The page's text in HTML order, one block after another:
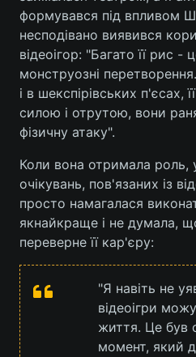
формувався під впливом
несподівано виявився
відеоігор: "Багато її рис -
монструозні
і в шекспірівських п'єсах,
силою і отрутою, вони
фізичну атаку".
Коли вона отримала роль,
очікувань, пов'язаних із
просто намагалася
якнайкраще і не думала,
переверне її кар'єру:
"Я навіть не
відеоігри
життя. Це був
момент, який